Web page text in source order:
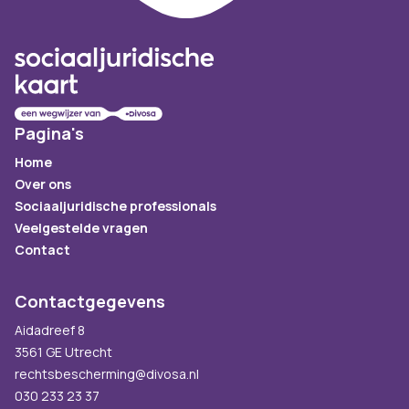
Pagina's
Home
Over ons
Sociaaljuridische professionals
Veelgestelde vragen
Contact
Contactgegevens
Aidadreef 8
3561 GE Utrecht
rechtsbescherming@divosa.nl
030 233 23 37